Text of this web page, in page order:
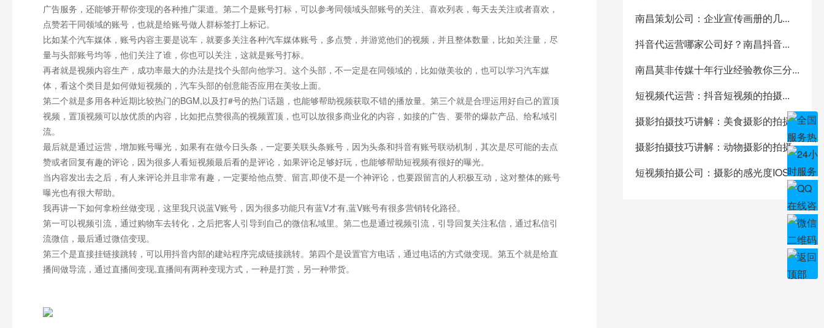
广告服务，还能够开帮你变现的各种推广渠道。第二个是账号打标，可以参考同领域头部账号的关注、喜欢列表，每天去关注或者喜欢，
点赞若干同领域的账号，也就是给账号做人群标签打上标记。
比如某个汽车媒体，账号内容主要是说车，就要多关注各种汽车媒体账号，多点赞，并游览他们的视频，并且整体数量，比如关注量，尽
量与头部账号均等，他们关注了谁，你也可以关注，这就是账号打标。
再者就是视频内容生产，成功率最大的办法是找个头部向他学习。这个头部，不一定是在同领域的，比如做美妆的，也可以学习汽车媒
体，看这个类目是如何做短视频的，汽车头部的创意能否应用在美妆上面。
第二个就是多用各种近期比较热门的BGM,以及打#号的热门话题，也能够帮助视频获取不错的播放量。第三个就是合理运用好自己的置顶
视频，置顶视频可以放优质的内容，比如把点赞很高的视频置顶，也可以放很多商业化的内容，如接的广告、要带的爆款产品、给私域引
流。
最后就是通过运营，增加账号曝光，如果有在做今日头条，一定要关联头条账号，因为头条和抖音有账号联动机制，其次是尽可能的去点
赞或者回复有趣的评论，因为很多人看短视频最后看的是评论，如果评论足够好玩，也能够帮助短视频有很好的曝光。
当内容发出去之后，有人来评论并且非常有趣，一定要给他点赞、留言,即使不是一个神评论，也要跟留言的人积极互动，这对整体的账号
曝光也有很大帮助。
我再讲一下如何拿粉丝做变现，这里我只说蓝V账号，因为很多功能只有蓝V才有,蓝V账号有很多营销转化路径。
第一可以视频引流，通过购物车去转化，之后把客人引导到自己的微信私域里。第二也是通过视频引流，引导回复关注私信，通过私信引
流微信，最后通过微信变现。
第三个是直接挂链接跳转，可以用抖音内部的建站程序完成链接跳转。第四个是设置官方电话，通过电话的方式做变现。第五个就是给直
播间做导流，通过直播间变现,直播间有两种变现方式，一种是打赏，另一种带货。
南昌策划公司：企业宣传画册的几...
抖音代运营哪家公司好？南昌抖音...
南昌莫非传媒十年行业经验教你三分...
短视频代运营：抖音短视频的拍摄...
摄影拍摄技巧讲解：美食摄影的拍摄...
摄影拍摄技巧讲解：动物摄影的拍摄...
短视频拍摄公司：摄影的感光度IOS...